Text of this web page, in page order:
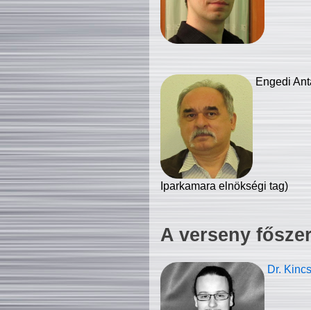
Engedi
Iparkamara elnökségi tag)
A verseny
Dr.